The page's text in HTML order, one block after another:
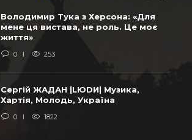
Володимир Тука з Херсона: «Для
мене ця вистава, не роль. Це моє
життя»
0 253
Сергій ЖАДАН |LЮDИ| Музика,
Хартія, Молодь, Україна
0 1822